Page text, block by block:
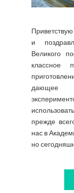
и
Великого
классное
дающее
прежде
нас в
но